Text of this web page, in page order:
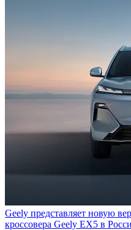
Geely представляет новую
кроссовера Geely EX5 в